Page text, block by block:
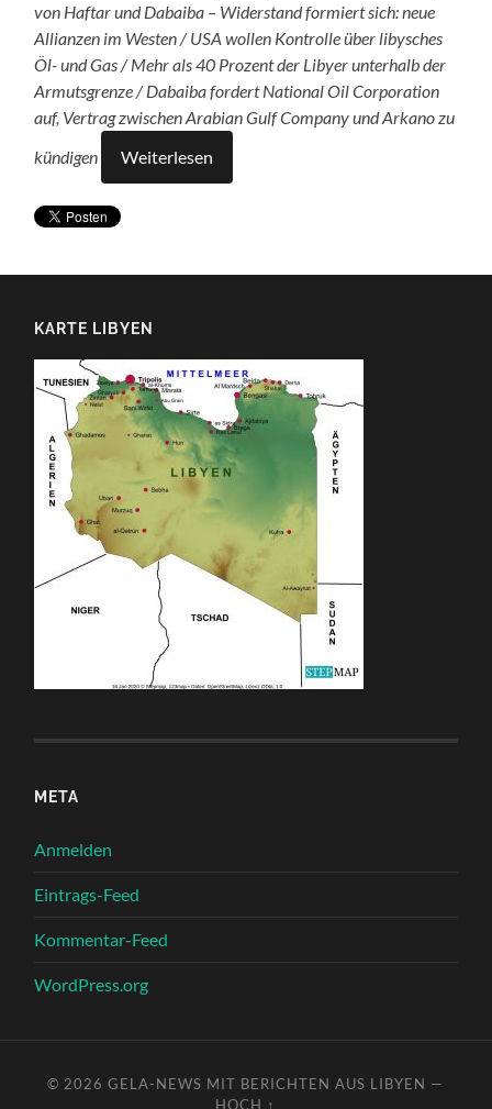
von Haftar und Dabaiba – Widerstand formiert sich: neue
Allianzen im Westen / USA wollen Kontrolle über libysches
Öl- und Gas / Mehr als 40 Prozent der Libyer unterhalb der
Armutsgrenze / Dabaiba fordert National Oil Corporation
auf, Vertrag zwischen Arabian Gulf Company und Arkano zu
kündigen
Weiterlesen
KARTE LIBYEN
META
Anmelden
Eintrags-Feed
Kommentar-Feed
WordPress.org
© 2026GELA-NEWS MIT BERICHTEN AUS LIBYEN —
HOCH ↑